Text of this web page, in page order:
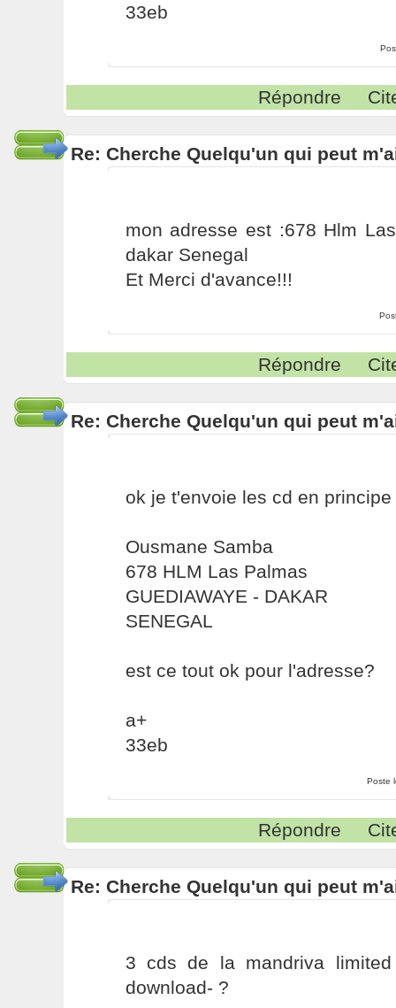
33eb
Répondre
Re: Cherche Quelqu'un qui peut
mon adresse est :678 Hlm
dakar Senegal
Et Merci d'avance!!!
Répondre
Re: Cherche Quelqu'un qui peut
ok je t'envoie les cd en
Ousmane Samba
678 HLM Las Palmas
GUEDIAWAYE - DAKAR
SENEGAL
est ce tout ok pour l'adresse?
a+
33eb
Poste
Répondre
Re: Cherche Quelqu'un qui peut
3 cds de la mandriva limited
download- ?